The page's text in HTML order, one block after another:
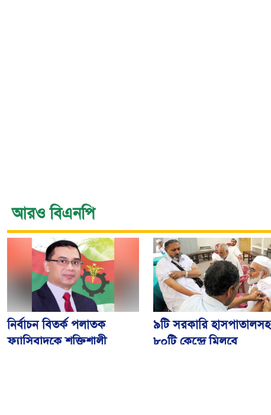
আরও বিএনপি
নির্বাচন বিতর্ক পলাতক
ফ্যাসিবাদকে শক্তিশালী
৯টি সরকারি হাসপাতালসহ
৮০টি কেন্দ্রে মিলবে